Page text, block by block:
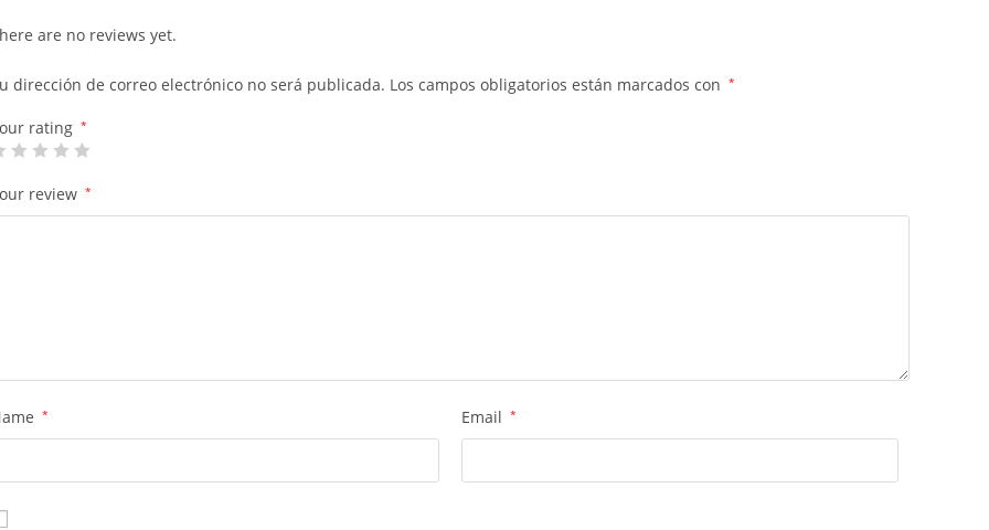
are no reviews yet.
dirección de correo electrónico no será publicada. Los campos obligatorios están marcados con *
rating *
review *
* Email *